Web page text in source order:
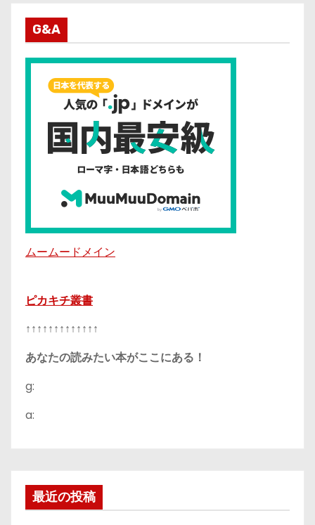
G&A
ムームードメイン
ピカキチ叢書
↑↑↑↑↑↑↑↑↑↑↑↑↑
あなたの読みたい本がここにある！
g:
a:
最近の投稿